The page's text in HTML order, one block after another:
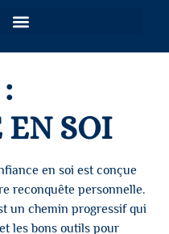
EN SOI
en soi est conçue
reconquête personnelle.
un chemin progressif qui
les bons outils pour